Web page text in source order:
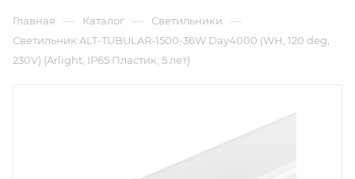
Главная — Каталог — Светильники —
Светильник ALT-TUBULAR-1500-36W Day4000 (WH, 120 deg,
230V) (Arlight, IP65 Пластик, 5 лет)